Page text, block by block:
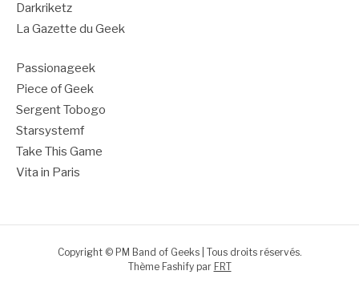
Darkriketz
La Gazette du Geek
Passionageek
Piece of Geek
Sergent Tobogo
Starsystemf
Take This Game
Vita in Paris
Copyright © PM Band of Geeks | Tous droits réservés.
Thème Fashify par FRT